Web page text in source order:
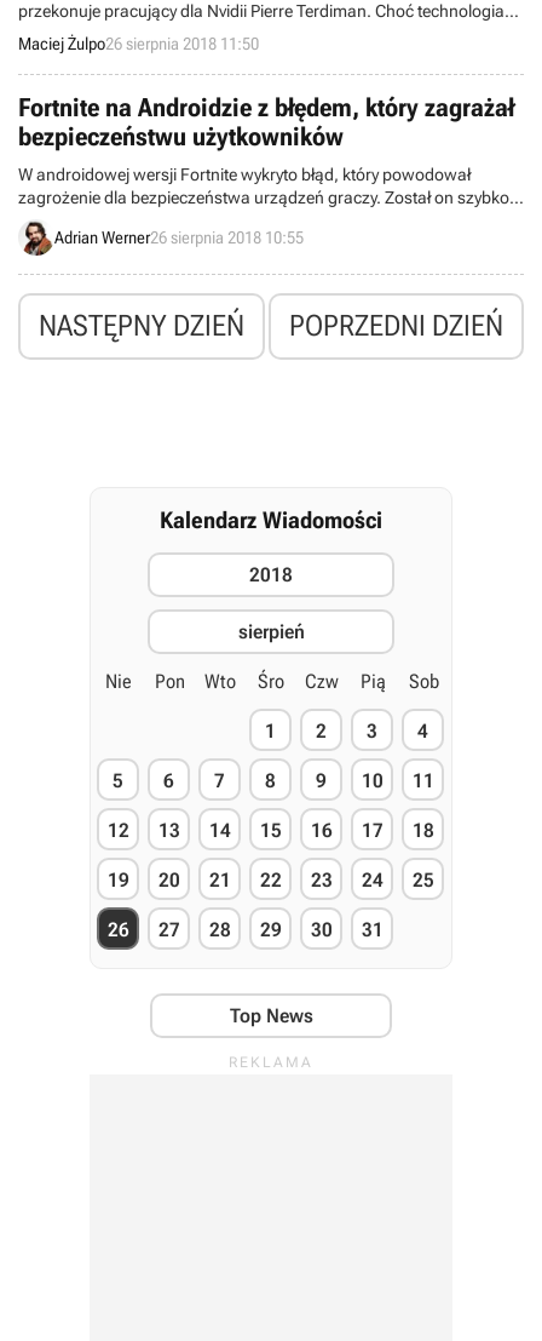
przekonuje pracujący dla Nvidii Pierre Terdiman. Choć technologia
dopiero wchodzi do użytku w grach, rzekomo ma za sobą bogatą
historię, przed sobą zaś – świetlaną przyszłość... I sporo
przewidywalnej krytyki graczy.
Maciej Żulpo26 sierpnia 2018 11:50
Fortnite na Androidzie z błędem, który zagrażał
bezpieczeństwu użytkowników
W androidowej wersji Fortnite wykryto błąd, który powodował
zagrożenie dla bezpieczeństwa urządzeń graczy. Został on szybko
naprawiony, ale stał się przykładem ryzyka, jakie powoduje
dystrybuowanie gier mobilnych poza serwisem Google Play.
Adrian Werner26 sierpnia 2018 10:55
NASTĘPNY DZIEŃ POPRZEDNI DZIEŃ
Kalendarz Wiadomości
2018
sierpień
Nie Pon Wto Śro Czw Pią Sob
1 2 3 4
5 6 7 8 9 10 11
12 13 14 15 16 17 18
19 20 21 22 23 24 25
26 27 28 29 30 31
Top News